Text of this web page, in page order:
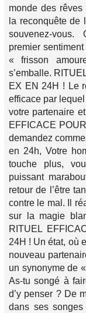
monde des
la reconquête de
souvenez-vous.
premier
« frisson
s’emballe.
EX EN 24H ! Le
efficace par
votre partenaire
EFFICACE
demandez
en 24h, Votre
touche plus,
puissant
retour de l’être
contre le mal. Il
sur la magie
RITUEL
24H ! Un état, où
nouveau
un synonyme de
As-tu songé à
d’y penser ? De
dans ses